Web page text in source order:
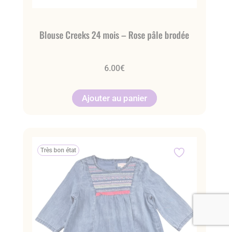
Blouse Creeks 24 mois – Rose pâle brodée
6.00€
Ajouter au panier
Très bon état